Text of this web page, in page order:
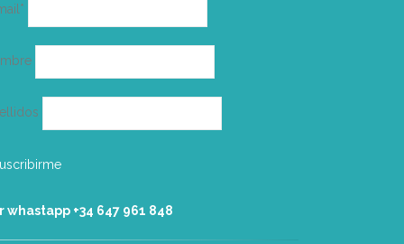
electrónico
whastapp +34 ‭647 961 848‬